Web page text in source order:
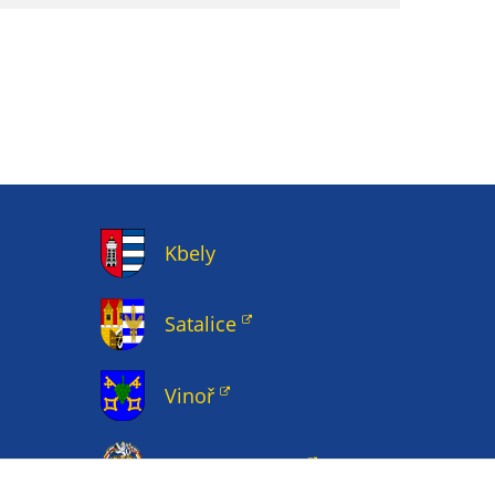
Kbely
Satalice
Vinoř
Magistrát HMP